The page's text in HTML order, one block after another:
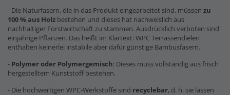
- Die Naturfasern, die in das Produkt eingearbeitet sind, müssen zu
100 % aus Holz bestehen und dieses hat nachweislich aus
nachhaltiger Forstwirtschaft zu stammen. Ausdrücklich verboten sind
einjährige Pflanzen. Das heißt im Klartext: WPC Terrassendielen
enthalten keinerlei instabile aber dafür günstige Bambusfasern.
- Polymer oder Polymergemisch: Dieses muss vollständig aus frisch
hergestelltem Kunststoff bestehen.
- Die hochwertigen WPC-Werkstoffe sind recyclebar, d. h. sie lassen